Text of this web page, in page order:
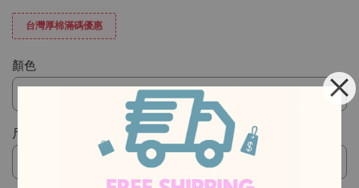
-
台灣厚棉滿碼優惠
顏色
尺寸